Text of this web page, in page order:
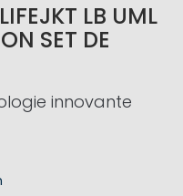
LB UML
SET DE
innovante